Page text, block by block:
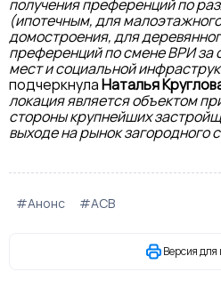
получения преференций по
(ипотечным, для
домостроения, для
преференций по смене ВРИ за
мест и социальной
подчеркнулаНаталья
локация является объектом
стороны крупнейших
выходе на рынок загородного
#Анонс #АСВ
Версия для